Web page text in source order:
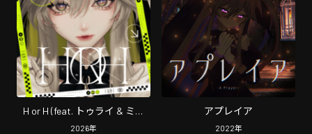
H or H (feat. トゥライ & ミメ
イ)
2026年
アプレイア
2022年